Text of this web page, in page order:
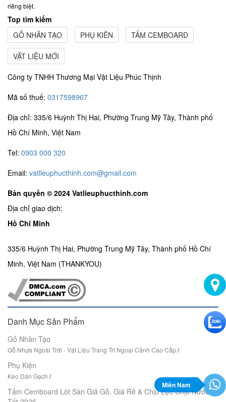
riêng biệt.
Top tìm kiếm
GỖ NHÂN TẠO
PHỤ KIÊN TẤM CEMBOARD
VẬT LIỆU MỚI
Công ty TNHH Thương Mại Vật Liệu Phúc Thịnh
Mã số thuế: 0317598967
Địa chỉ: 335/6 Huỳnh Thị Hai, Phường Trung Mỹ Tây, Thành phố
Hồ Chí Minh, Việt Nam
Tel: 0903 000 320
Email: vatlieuphucthinh.com@gmail.com
Bản quyền © 2024 Vatlieuphucthinh.com
Địa chỉ giao dịch:
Hồ Chí Minh
335/6 Huỳnh Thị Hai, Phường Trung Mỹ Tây, Thành phố Hồ Chí
Minh, Việt Nam (THANKYOU)
Danh Mục Sản Phẩm
Gỗ Nhân Tạo
Gỗ Nhựa Ngoài Trời - Vật Liệu Trang Trí Ngoại Cảnh Cao Cấp/
Phụ Kiện
Keo Dán Gạch /
Tấm Cemboard Lót Sàn Giả Gỗ, Giá Rẻ & Chịu Lực Chịu Nước
Miền Nam